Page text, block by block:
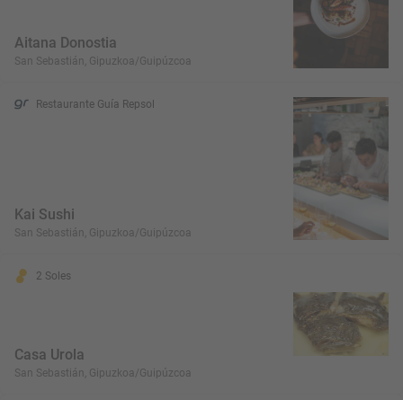
Aitana Donostia
San Sebastián, Gipuzkoa/Guipúzcoa
Restaurante Guía Repsol
Kai Sushi
San Sebastián, Gipuzkoa/Guipúzcoa
2 Soles
Casa Urola
San Sebastián, Gipuzkoa/Guipúzcoa